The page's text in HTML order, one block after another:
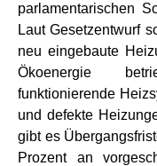
parlamentarischen
Laut Gesetzentwurf
neu eingebaute
Ökoenergie
funktionierende
und defekte
gibt es
Prozent an